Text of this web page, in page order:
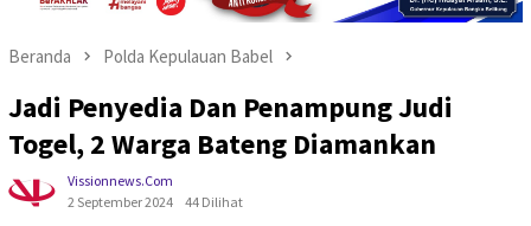
Beranda Polda Kepulauan Babel
Jadi Penyedia Dan Penampung Judi
Togel, 2 Warga Bateng Diamankan
Vissionnews.com
2 September 2024
44 Dilihat